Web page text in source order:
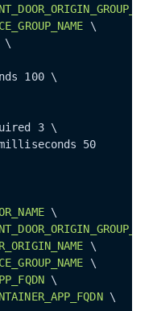
\
100 \
3 \
50
\
\
\
\
\